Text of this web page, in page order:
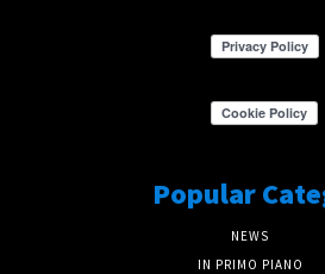
Popular
NEWS
IN PRIMO PIANO